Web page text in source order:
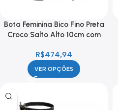
Bota Feminina Bico Fino Preta
Croco Salto Alto 10cm com
R$474,94
VER OPÇÕES